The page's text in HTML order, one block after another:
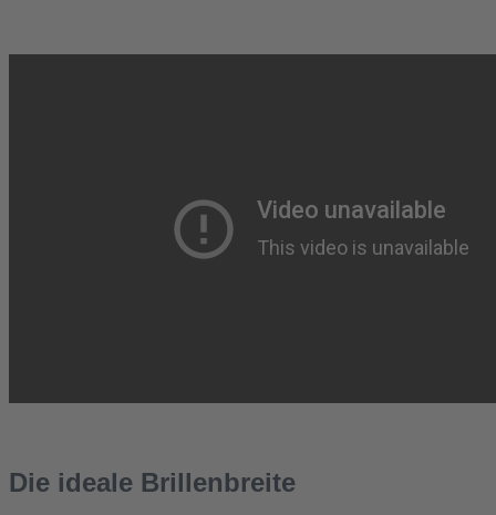
Die ideale Brillenbreite